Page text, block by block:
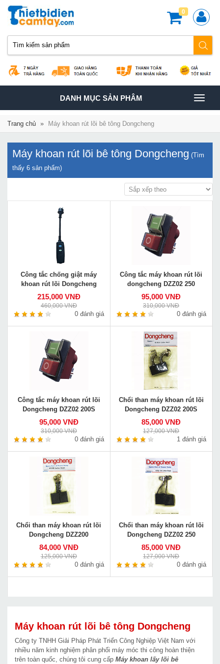
0
TOGGLE
NAVIGATION
DANH MỤC SẢN PHÂM
Trang chủ » Máy khoan rút lõi bê tông Dongcheng
Máy khoan rút lõi bê tông Dongcheng (Tìm
thấy 6 sản phẩm)
Công tắc chống giật máy
khoan rút lõi Dongcheng
215,000 VNĐ
460,000 VNĐ
0 đánh giá
Công tắc máy khoan rút lõi
dongcheng DZZ02 250
95,000 VNĐ
310,000 VNĐ
0 đánh giá
Công tắc máy khoan rút lõi
Dongcheng DZZ02 200S
95,000 VNĐ
310,000 VNĐ
0 đánh giá
Chổi than máy khoan rút lõi
Dongcheng DZZ02 200S
85,000 VNĐ
127,000 VNĐ
1 đánh giá
Chổi than máy khoan rút lõi
Dongcheng DZZ200
84,000 VNĐ
125,000 VNĐ
0 đánh giá
Chổi than máy khoan rút lõi
Dongcheng DZZ02 250
85,000 VNĐ
127,000 VNĐ
0 đánh giá
Máy khoan rút lõi bê tông Dongcheng
Công ty TNHH Giải Pháp Phát Triển Công Nghiệp Việt Nam với
nhiều năm kinh nghiệm phân phối máy móc thi công hoàn thiện
trên toàn quốc, chúng tôi cung cấp Máy khoan lấy lõi bê